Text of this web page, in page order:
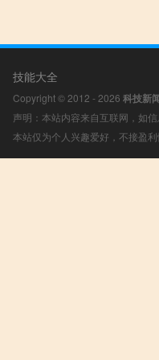
技能大全
Copyright © 2012 - 2026 科技新
声明：本站内容来自互联网，如
本站仅为个人兴趣爱好，不接盈